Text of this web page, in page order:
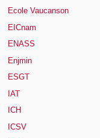
Ecole Vaucanson
EICnam
ENASS
Enjmin
ESGT
IAT
ICH
ICSV